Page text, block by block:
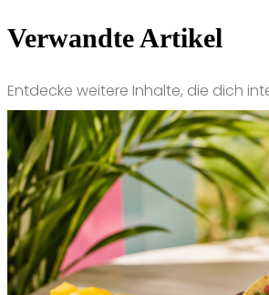
Verwandte Artikel
Entdecke weitere Inhalte, die dich